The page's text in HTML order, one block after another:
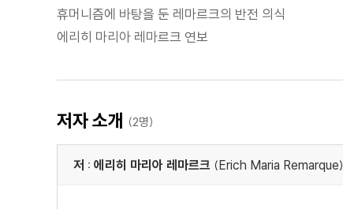
휴머니즘에 바탕을 둔 레마르크의 반전 의식
에리히 마리아 레마르크 연보
저자 소개 (2명)
저 : 에리히 마리아 레마르크 (Erich Maria Remarque)